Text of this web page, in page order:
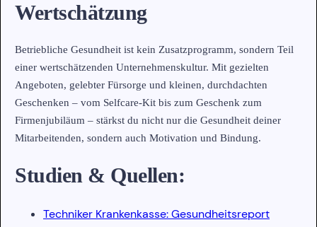
Wertschätzung
Betriebliche Gesundheit ist kein Zusatzprogramm, sondern Teil
einer wertschätzenden Unternehmenskultur. Mit gezielten
Angeboten, gelebter Fürsorge und kleinen, durchdachten
Geschenken – vom Selfcare-Kit bis zum Geschenk zum
Firmenjubiläum – stärkst du nicht nur die Gesundheit deiner
Mitarbeitenden, sondern auch Motivation und Bindung.
Studien & Quellen:
Techniker Krankenkasse: Gesundheitsreport